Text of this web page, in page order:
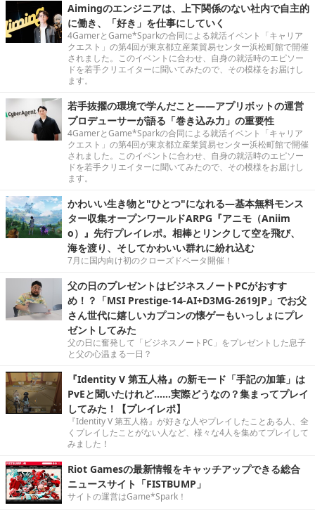
Aimingのエンジニアは、上下関係のない社内で自主的
に働き、「好き」を仕事にしていく
4GamerとGame*Sparkの合同による就活イベント「キャリア
クエスト」の第4回が東京都立産業貿易センター浜松町館で開催
されました。このイベントに合わせ、自身の就活時のエピソー
ドを若手クリエイターに聞いてみたので、その模様をお届けし
ます。
若手抜擢の環境で学んだこと――アプリボットの運営
プロデューサーが語る「巻き込み力」の重要性
4GamerとGame*Sparkの合同による就活イベント「キャリア
クエスト」の第4回が東京都立産業貿易センター浜松町館で開催
されました。このイベントに合わせ、自身の就活時のエピソー
ドを若手クリエイターに聞いてみたので、その模様をお届けし
ます。
かわいい生き物と"ひとつ"になれる―基本無料モンス
ター収集オープンワールドARPG『アニモ（Aniim
o）』先行プレイレポ。相棒とリンクして空を飛び、
海を渡り、そしてかわいい群れに紛れ込む
7月に国内向け初のクローズドベータ開催！
父の日のプレゼントはビジネスノートPCがおすす
め！？「MSI Prestige-14-AI+D3MG-2619JP」でお父
さん世代に嬉しいカプコンの懐ゲーもいっしょにプレ
ゼントしてみた
父の日に奮発して「ビジネスノートPC」をプレゼントした息子
と父の心温まる一日？
『Identity V 第五人格』の新モード「手記の加筆」は
PvEと聞いたけれど……実際どうなの？集まってプレイ
してみた！【プレイレポ】
『Identity V 第五人格』が好きな人やプレイしたことある人、全
くプレイしたことがない人など、様々な4人を集めてプレイして
みました！
Riot Gamesの最新情報をキャッチアップできる総合
ニュースサイト「FISTBUMP」
サイトの運営はGame*Spark！